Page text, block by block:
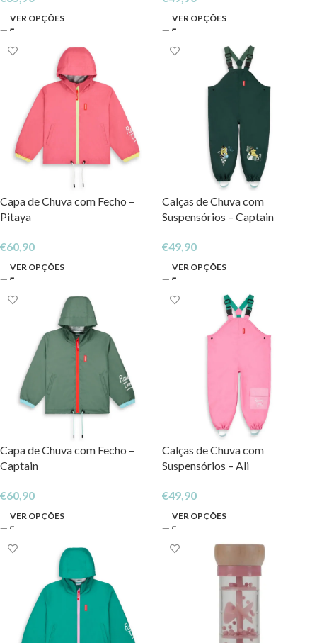
VER OPÇÕES VER OPÇÕES
Capa de Chuva com Fecho –
Pitaya
€60,90
VER OPÇÕES
Calças de Chuva com
Suspensórios – Captain
€49,90
VER OPÇÕES
Capa de Chuva com Fecho –
Captain
€60,90
VER OPÇÕES
Calças de Chuva com
Suspensórios – Ali
€49,90
VER OPÇÕES